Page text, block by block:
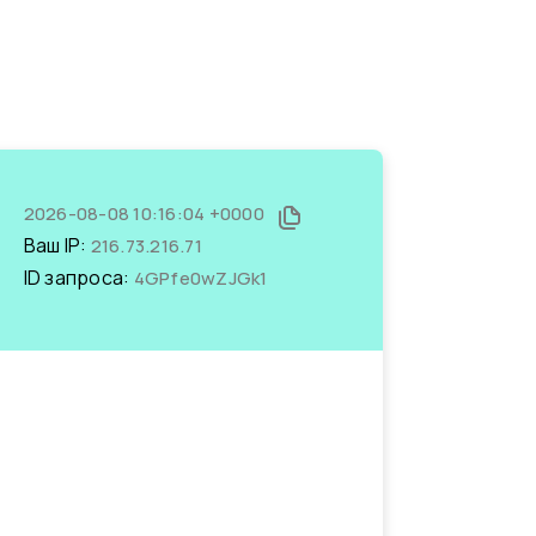
2026-08-08 10:16:04 +0000
Ваш IP: 216.73.216.71
ID запроса: 4GPfe0wZJGk1